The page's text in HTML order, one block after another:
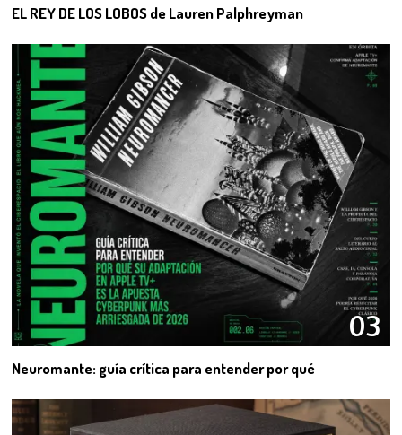
EL REY DE LOS LOBOS de Lauren Palphreyman
03
Neuromante: guía crítica para entender por qué